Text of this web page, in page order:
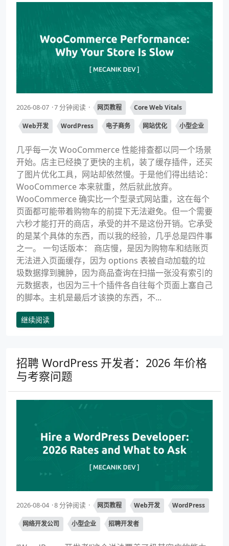
2026-08-07 7 分钟阅读 网页教程 Core Web Vitals
Web开发 WordPress 电子商务 网站优化 小型企业
几乎每一次 WooCommerce 性能排查都以同一个场景
开始。店主已经换了更快的主机，装了缓存插件，还买
了图片优化工具，网站却依然慢。于是他们得出结论：
WooCommerce 本来就重，然后就此放弃。
WooCommerce 确实比一个型录式网站重，这在每个
页面都可能带着购物车的前提下无法避免。但一个需要
六秒才能打开的商店，承受的并不是这份开销。它承受
的是某个具体的东西，而以我的经验，几乎总是四件事
之一。 一句话版本： 商店慢，是因为购物车和结账页
无法进入页面缓存，因为 options 表被自动加载的垃
圾数据撑到臃肿，因为商品查询在扫描一张没有索引的
元数据表，也因为三十个插件各自往每个页面上塞自己
的脚本。主机是最后才该换的东西，不...
继续阅读
招聘 WordPress 开发者：2026 年价格
与考察问题
2026-08-04 8 分钟阅读 网页教程 Web开发 WordPress
网络开发公司 小型企业 招聘开发者